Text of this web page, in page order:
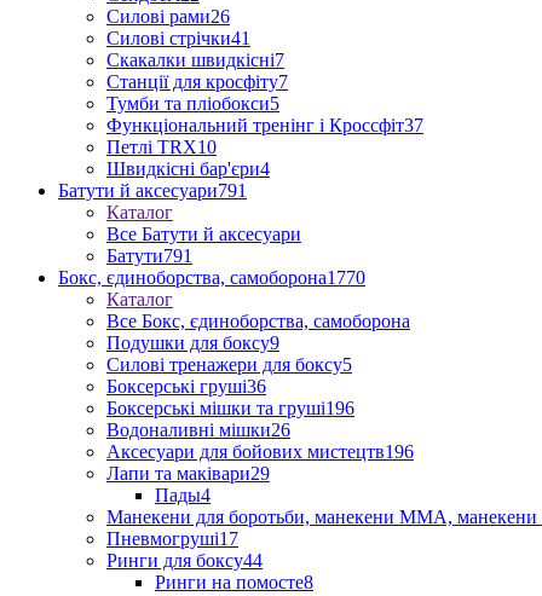
Силові рами26
Силові стрічки41
Скакалки швидкісні7
Станції для кросфіту7
Тумби та пліобокси5
Функціональний тренінг і Кроссфіт37
Петлі TRX10
Швидкісні бар'єри4
Батути й аксесуари791
Каталог
Все Батути й аксесуари
Батути791
Бокс, єдиноборства, самоборона1770
Каталог
Все Бокс, єдиноборства, самоборона
Подушки для боксу9
Силові тренажери для боксу5
Боксерські груші36
Боксерські мішки та груші196
Водоналивні мішки26
Аксесуари для бойових мистецтв196
Лапи та маківари29
Пады4
Манекени для боротьби, манекени ММА, манекени
Пневмогруші17
Ринги для боксу44
Ринги на помосте8